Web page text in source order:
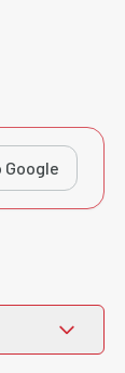
Google